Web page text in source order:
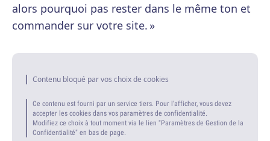
alors pourquoi pas rester dans le même ton et
commander sur votre site. »
Contenu bloqué par vos choix de cookies
Ce contenu est fourni par un service tiers. Pour l'afficher, vous devez
accepter les cookies dans vos paramètres de confidentialité.
Modifiez ce choix à tout moment via le lien "Paramètres de Gestion de la
Confidentialité" en bas de page.